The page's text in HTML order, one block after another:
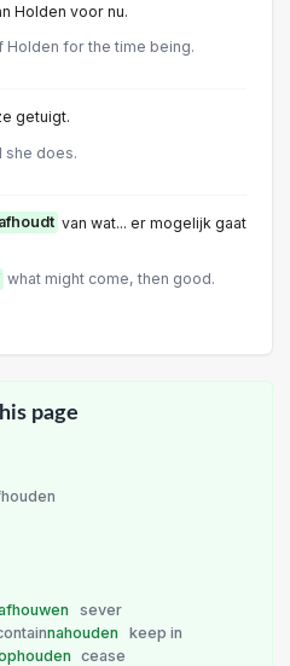
Holden voor nu.
Holden for the time being.
getuigt.
she does.
afhoudt van wat... er mogelijk gaat
what might come, then good.
page
sever
nahouden
keep in
cease